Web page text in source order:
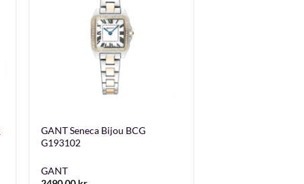
GANT Seneca Bijou BCG
G193102
GANT